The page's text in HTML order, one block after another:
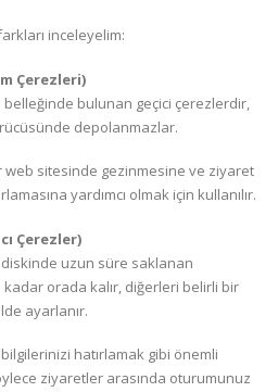
inceleyelim:
Çerezleri)
belleğinde bulunan geçici çerezlerdir,
depolanmazlar.
web sitesinde gezinmesine ve ziyaret
yardımcı olmak için kullanılır.
Çerezler)
diskinde uzun süre saklanan
kadar orada kalır, diğerleri belirli bir
ayarlanır.
hatırlamak gibi önemli
ziyaretler arasında oturumunuz